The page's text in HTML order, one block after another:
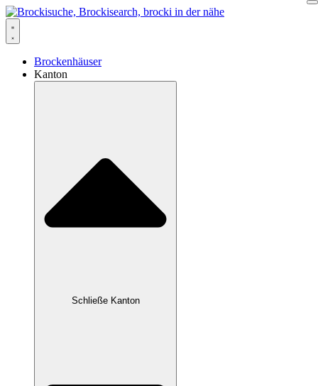
Zum
Inhalt
springen
Brockenhäuser
Kanton
Schließe Kanton